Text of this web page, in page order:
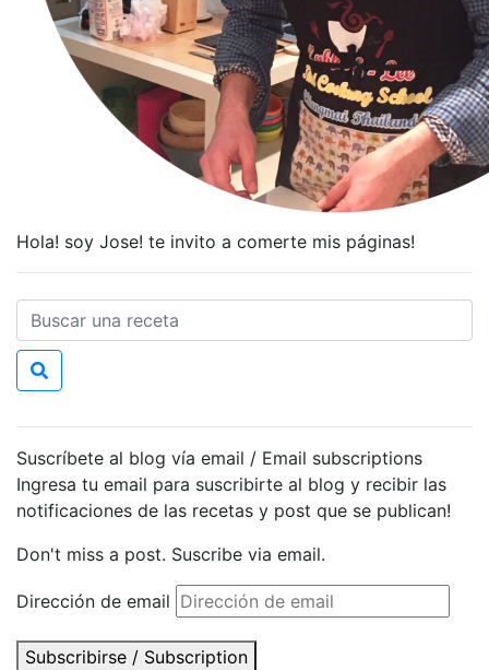
Hola! soy Jose! te invito a comerte mis páginas!
Suscríbete al blog vía email / Email subscriptions
Ingresa tu email para suscribirte al blog y recibir las
notificaciones de las recetas y post que se publican!
Don't miss a post. Suscribe via email.
Dirección de email
Subscribirse / Subscription